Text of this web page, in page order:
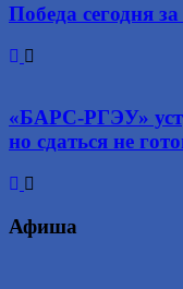
Победа сегодня
«БАРС-РГЭУ»
но сдаться не
Афиша